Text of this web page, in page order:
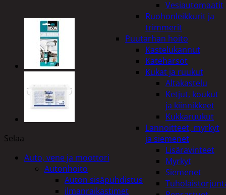
Vesiautomaatit
Ruohonleikkurit ja
trimmerit
Puutarhan hoito
Kastelukannut
Kateharsot
Kukat ja ruukut
Altakastelu
Ketjut, koukut
ja kiinnikkeet
Kukkaruukut
Lannoitteet, myrkyt
ja siemenet
Lisäravinteet
Myrkyt
Siemenet
Selaa
Auto, vene ja moottori
Autonhoito
Auton sisäpuhdistus
ilmanraikastimet